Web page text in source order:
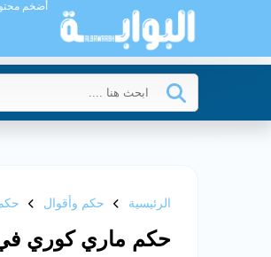
أضخم
الرئيسية حكم وأقوال
حكم ماري كوري في